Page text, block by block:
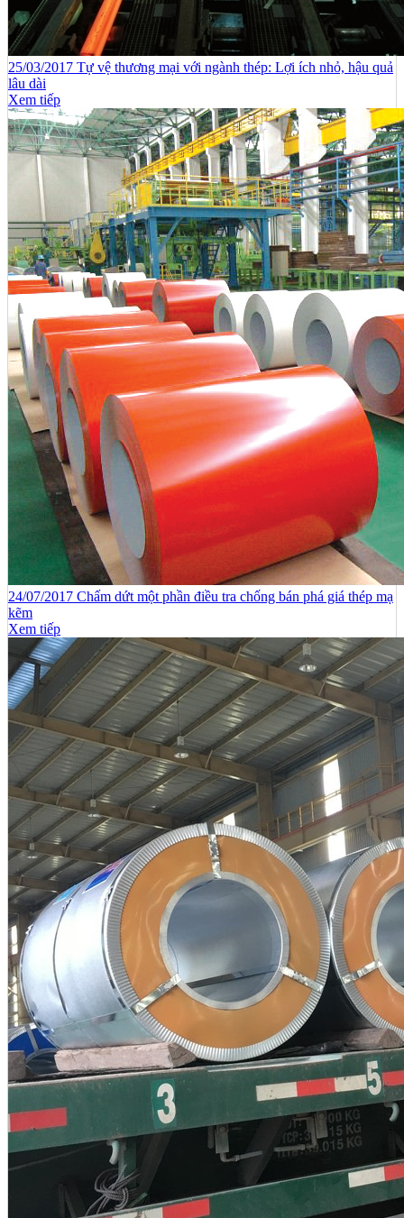
25/03/2017 Tự vệ thương mại với ngành thép: Lợi ích nhỏ, hậu quả
lâu dài
Xem tiếp
24/07/2017 Chấm dứt một phần điều tra chống bán phá giá thép mạ
kẽm
Xem tiếp